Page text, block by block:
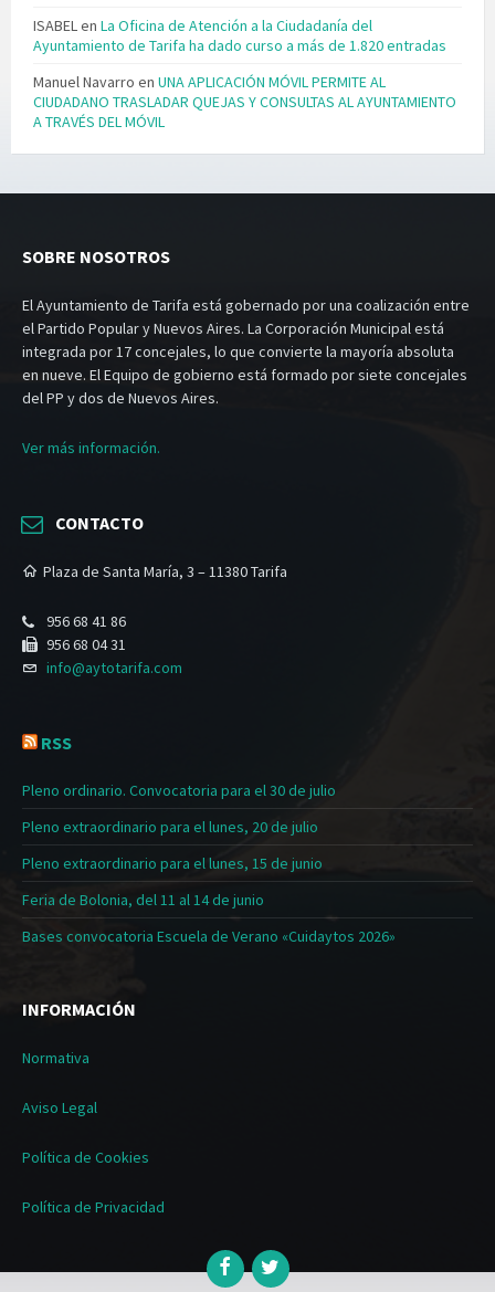
ISABELen La Oficina de Atención a la Ciudadanía del
Ayuntamiento de Tarifa ha dado curso a más de 1.820 entradas
Manuel Navarro en UNA APLICACIÓN MÓVIL PERMITE AL
CIUDADANO TRASLADAR QUEJAS Y CONSULTAS AL AYUNTAMIENTO
A TRAVÉS DEL MÓVIL
SOBRE NOSOTROS
El Ayuntamiento de Tarifa está gobernado por una coalización entre
el Partido Popular y Nuevos Aires. La Corporación Municipal está
integrada por 17 concejales, lo que convierte la mayoría absoluta
en nueve. El Equipo de gobierno está formado por siete concejales
del PP y dos de Nuevos Aires.
Ver más información.
CONTACTO
Plaza de Santa María, 3 – 11380 Tarifa
956 68 41 86
956 68 04 31
info@aytotarifa.com
RSS
Pleno ordinario. Convocatoria para el 30 de julio
Pleno extraordinario para el lunes, 20 de julio
Pleno extraordinario para el lunes, 15 de junio
Feria de Bolonia, del 11 al 14 de junio
Bases convocatoria Escuela de Verano «Cuidaytos 2026»
INFORMACIÓN
Normativa
Aviso Legal
Política de Cookies
Política de Privacidad